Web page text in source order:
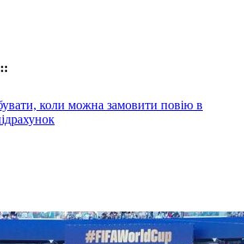
коли можна замовити повію в